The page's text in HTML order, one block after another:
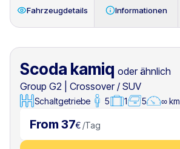
Fahrzeugdetails Informationen
Scoda kamiq oder ähnlich
Group G2
Crossover / SUV
Schaltgetriebe 5 1 5 ∞ km
From 37€ /Tag